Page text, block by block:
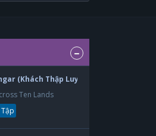
(Khách Thập Luyến Ca) (2026)
Ten Lands